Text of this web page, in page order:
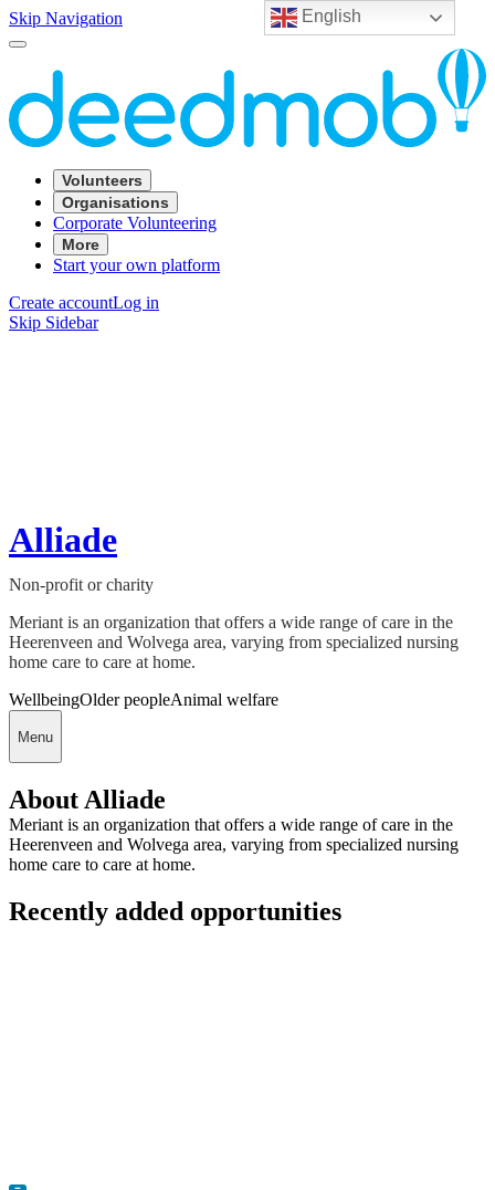
English
Skip Navigation
Volunteers
Organisations
Corporate Volunteering
More
Start your own platform
Create accountLog in
Skip Sidebar
Alliade
Non-profit or charity
Meriant is an organization that offers a wide range of care in the
Heerenveen and Wolvega area, varying from specialized nursing
home care to care at home.
WellbeingOlder peopleAnimal welfare
Menu
About Alliade
Meriant is an organization that offers a wide range of care in the
Heerenveen and Wolvega area, varying from specialized nursing
home care to care at home.
Recently added opportunities